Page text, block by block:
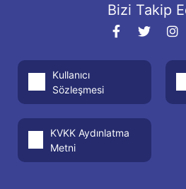
Bizi Takip
Kullanıcı
Sözleşmesi
KVKK Aydınlatma
Metni